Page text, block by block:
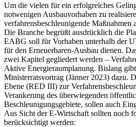
Um die vielen für ein erfolgreiches
notwenigen Ausbauvorhaben zu
verfahrensbeschleunigende
Die Branche begrüßt ausdrücklich die
EABG soll für Vorhaben unterhalb der
für den Erneuerbaren-Ausbau dienen.
zwei Kapitel gegliedert werden –
Aktive Energieraumplanung. Bislang
Ministerratsvortrag (Jänner 2023) dazu.
Ebene (RED III) zur
Verankerung des überwiegenden
Beschleunigungsgebiete, sollen auch
Aus Sicht der E-Wirtschaft sollten noch
berücksichtigt werden: